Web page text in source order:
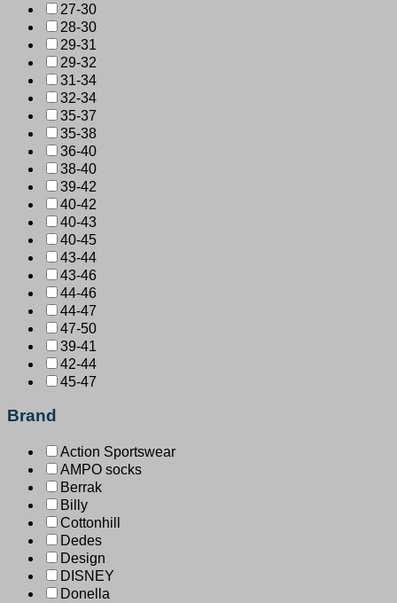
27-30
28-30
29-31
29-32
31-34
32-34
35-37
35-38
36-40
38-40
39-42
40-42
40-43
40-45
43-44
43-46
44-46
44-47
47-50
39-41
42-44
45-47
Brand
Action Sportswear
AMPO socks
Berrak
Billy
Cottonhill
Dedes
Design
DISNEY
Donella